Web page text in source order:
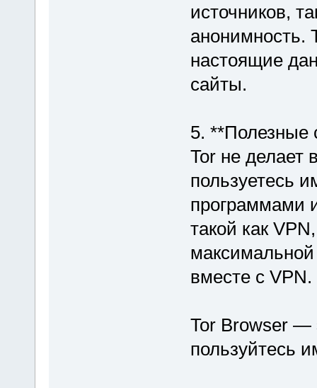
источников,
анонимность.
настоящие
сайты.
5. **Полезные
Tor не
пользуетесь
программами
такой как
максимальной
вместе с VPN.
Tor Browser —
пользуйтесь